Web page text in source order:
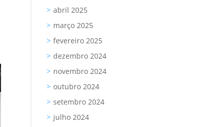
abril 2025
março 2025
fevereiro 2025
dezembro 2024
novembro 2024
outubro 2024
setembro 2024
julho 2024